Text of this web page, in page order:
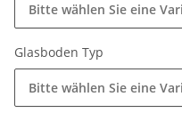
Bitte wählen Sie eine
Glasboden Typ
Bitte wählen Sie eine